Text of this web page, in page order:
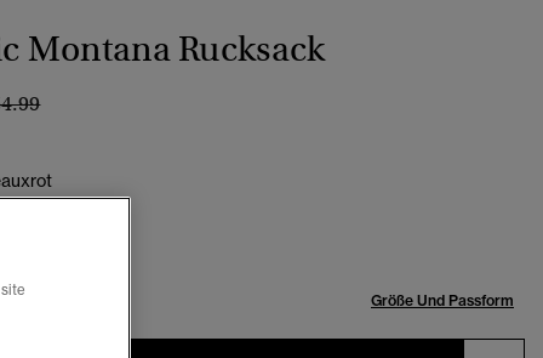
Montana Rucksack
wurde reduziert von
bis
Größe Und Passform